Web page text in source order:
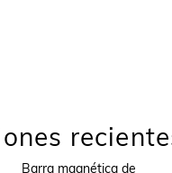
Barra magnética de